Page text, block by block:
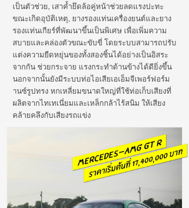
เป็นตัวช่วย, เสาค้ำยึดล้อคู่หน้าช่วยลดแรงปะทะ
ขณะเกิดอุบัติเหตุ, ยางรองแท่นเครื่องยนต์และยาง
รองแท่นเกียร์ที่พัฒนาขึ้นเป็นพิเศษ เพื่อเพิ่มความ
สบายและคล่องตัวขณะขับขี่ โดยระบบสามารถปรับ
แต่งความยืดหยุ่นของทั้งสองชิ้นได้อย่างเป็นอิสระ
จากกัน ช่วยกระจาย แรงกระทำด้านข้างได้ดียิ่งขึ้น
นอกจากนั้นยังมีระบบท่อไอเสียเอเอ็มจีเพอร์ฟอร์ม
านซ์รูปทรง หกเหลี่ยมขนาดใหญ่ที่ใช้ท่อเก็บเสียงที่
ผลิตจากไทเทเนี่ยมและเหล็กกล้าไร้สนิม ให้เสียง
คล้ายคลึงกับเสียงรถแข่ง